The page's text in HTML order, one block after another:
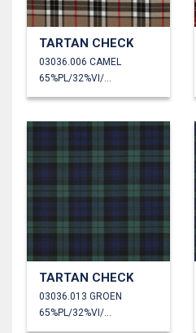
TARTAN CHECK
03036.006 CAMEL
65%PL/32%VI/3%EA
TARTAN CHECK
03036.013 GROEN
65%PL/32%VI/3%EA